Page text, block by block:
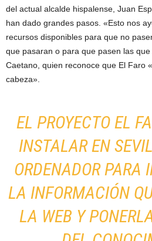
del actual alcalde hispalense, Juan
han dado grandes pasos. «Esto nos
recursos disponibles para que no
que pasaran o para que pasen las
Caetano, quien reconoce que El Faro
cabeza».
EL PROYECTO EL
INSTALAR EN
ORDENADOR PARA
LA INFORMACIÓN
LA WEB Y